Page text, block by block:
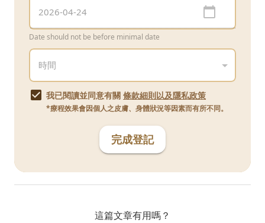
Date should not be before minimal date
我已閱讀並同意有關 條款細則以及隱私政策
*療程效果會因個人之皮膚、身體狀況等因素而有所不同。
完成登記
這篇文章有用嗎？